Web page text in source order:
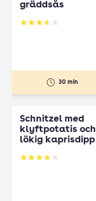
gräddsås
Betyg: 3.57 av 5
30 min
Schnitzel med
klyftpotatis och
lökig kaprisdipp
Betyg: 3.93 av 5